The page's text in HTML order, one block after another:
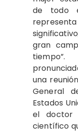
de todo
gran
una
General
Estados
el doctor
científico